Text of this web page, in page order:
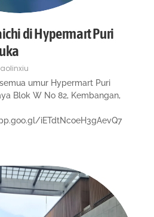
di Hypermart Puri
umur Hypermart Puri
Blok W No 82, Kembangan,
iETdtNcoeH3gAevQ7